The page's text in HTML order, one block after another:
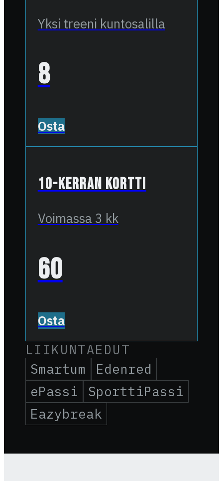
Yksi treeni kuntosalilla
8
Osta
10-kerran kortti
Voimassa 3 kk
60
Osta
LIIKUNTAEDUT
Smartum
Edenred
ePassi
SporttiPassi
Eazybreak